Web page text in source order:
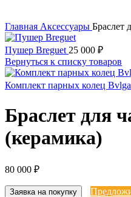
Главная Аксессуары Браслет
Пушер Breguet 25 000 ₽
Вернуться к списку товаров
Комплект парных колец
Браслет для
(керамика)
80 000 ₽
Заявка на покупку